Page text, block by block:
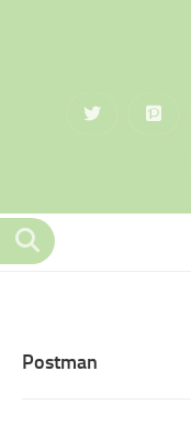
Postman